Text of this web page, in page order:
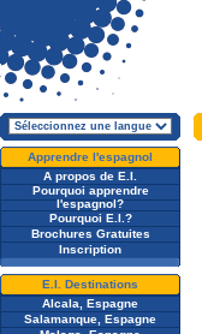
Apprendre l'espagnol
A propos de E.I.
Pourquoi apprendre
l'espagnol?
Pourquoi E.I.?
Brochures Gratuites
Inscription
E.I. Destinations
Alcala, Espagne
Salamanque, Espagne